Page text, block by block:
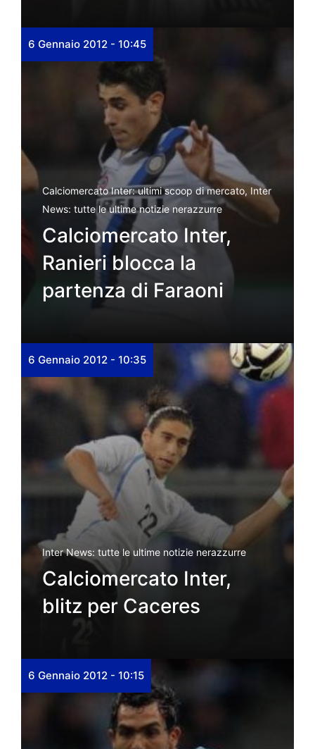
6 Gennaio 2012 - 10:45
Calciomercato Inter: ultimi scoop di mercato, Inter
News: tutte le ultime notizie nerazzurre
Calciomercato Inter,
Ranieri blocca la
partenza di Faraoni
6 Gennaio 2012 - 10:35
Inter News: tutte le ultime notizie nerazzurre
Calciomercato Inter,
blitz per Caceres
6 Gennaio 2012 - 10:15